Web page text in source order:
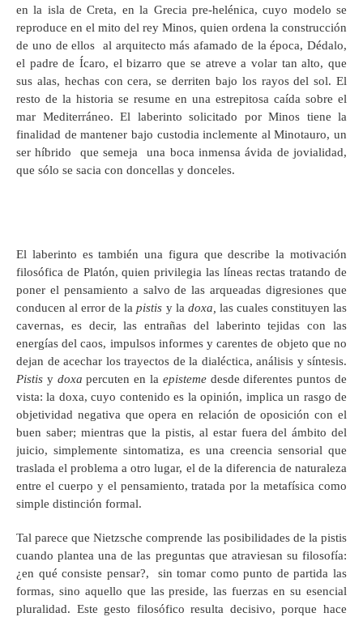
en la isla de Creta, en la Grecia pre-helénica, cuyo modelo se
reproduce en el mito del rey Minos, quien ordena la construcción
de uno de ellos al arquitecto más afamado de la época, Dédalo,
el padre de Ícaro, el bizarro que se atreve a volar tan alto, que
sus alas, hechas con cera, se derriten bajo los rayos del sol. El
resto de la historia se resume en una estrepitosa caída sobre el
mar Mediterráneo. El laberinto solicitado por Minos tiene la
finalidad de mantener bajo custodia inclemente al Minotauro, un
ser híbrido que semeja una boca inmensa ávida de jovialidad,
que sólo se sacia con doncellas y donceles.
El laberinto es también una figura que describe la motivación
filosófica de Platón, quien privilegia las líneas rectas tratando de
poner el pensamiento a salvo de las arqueadas digresiones que
conducen al error de lapistis y la doxa, las cuales constituyen las
cavernas, es decir, las entrañas del laberinto tejidas con las
energías del caos, impulsos informes y carentes de objeto que no
dejan de acechar los trayectos de la dialéctica, análisis y síntesis.
Pistis y doxa percuten en la epistemedesde diferentes puntos de
vista: la doxa, cuyo contenido es la opinión, implica un rasgo de
objetividad negativa que opera en relación de oposición con el
buen saber; mientras que la pistis, al estar fuera del ámbito del
juicio, simplemente sintomatiza, es una creencia sensorial que
traslada el problema a otro lugar, el de la diferencia de naturaleza
entre el cuerpo y el pensamiento, tratada por la metafísica como
simple distinción formal.
Tal parece que Nietzsche comprende las posibilidades de la pistis
cuando plantea una de las preguntas que atraviesan su filosofía:
¿en qué consiste pensar?, sin tomar como punto de partida las
formas, sino aquello que las preside, las fuerzas en su esencial
pluralidad. Este gesto filosófico resulta decisivo, porque hace